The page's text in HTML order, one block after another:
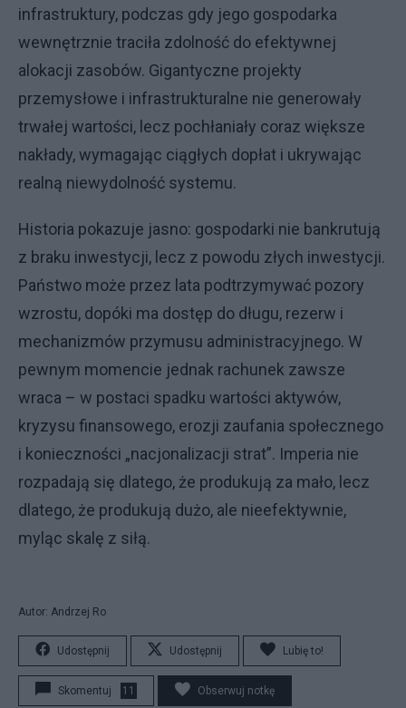
infrastruktury, podczas gdy jego gospodarka
wewnętrznie traciła zdolność do efektywnej
alokacji zasobów. Gigantyczne projekty
przemysłowe i infrastrukturalne nie generowały
trwałej wartości, lecz pochłaniały coraz większe
nakłady, wymagając ciągłych dopłat i ukrywając
realną niewydolność systemu.
Historia pokazuje jasno: gospodarki nie bankrutują
z braku inwestycji, lecz z powodu złych inwestycji.
Państwo może przez lata podtrzymywać pozory
wzrostu, dopóki ma dostęp do długu, rezerw i
mechanizmów przymusu administracyjnego. W
pewnym momencie jednak rachunek zawsze
wraca – w postaci spadku wartości aktywów,
kryzysu finansowego, erozji zaufania społecznego
i konieczności „nacjonalizacji strat”. Imperia nie
rozpadają się dlatego, że produkują za mało, lecz
dlatego, że produkują dużo, ale nieefektywnie,
myląc skalę z siłą.
Autor: Andrzej Ro
Udostępnij Udostępnij Lubię to!
Skomentuj 11 Obserwuj notkę